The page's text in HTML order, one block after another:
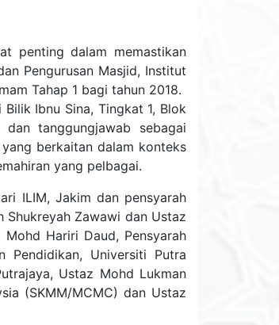
penting dalam memastikan
Pengurusan Masjid, Institut
Tahap 1 bagi tahun 2018.
Ibnu Sina, Tingkat 1, Blok
tanggungjawab sebagai
berkaitan dalam konteks
yang pelbagai.
ILIM, Jakim dan pensyarah
Shukreyah Zawawi dan Ustaz
Hariri Daud, Pensyarah
Pendidikan, Universiti Putra
Ustaz Mohd Lukman
(SKMM/MCMC) dan Ustaz